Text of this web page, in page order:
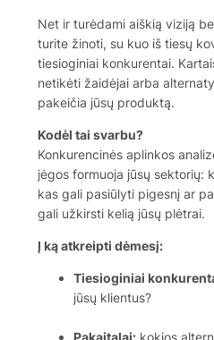
Net ir turėdami aiškią viziją
turite žinoti, su kuo iš tiesų
tiesioginiai konkurentai.
netikėti žaidėjai arba
pakeičia jūsų produktą.
Kodėl tai svarbu?
Konkurencinės aplinkos
jėgos formuoja jūsų sektorių:
kas gali pasiūlyti pigesnį ar
gali užkirsti kelią jūsų plėtrai.
Į ką atkreipti dėmesį:
Tiesioginiai
jūsų klientus?
Pakaitalai: kokios